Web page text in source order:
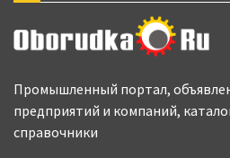
Промышленный портал,
предприятий и компаний,
справочники